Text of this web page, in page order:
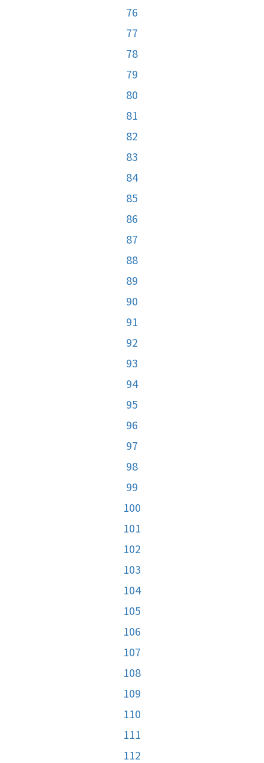
76
77
78
79
80
81
82
83
84
85
86
87
88
89
90
91
92
93
94
95
96
97
98
99
100
101
102
103
104
105
106
107
108
109
110
111
112